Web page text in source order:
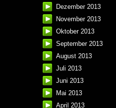
Dezember 2013
November 2013
Oktober 2013
September 2013
August 2013
Juli 2013
Juni 2013
Mai 2013
April 2013